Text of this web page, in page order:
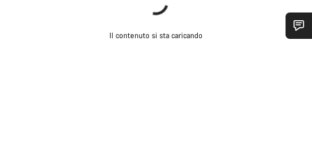
Il contenuto si sta caricando